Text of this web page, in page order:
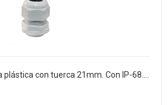
[PG-21] Prensaestopa plástica con tuerca 21mm. Con IP-68. Bolsa x 100